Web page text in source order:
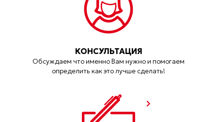
КОНСУЛЬТАЦИЯ
Обсуждаем что именно Вам нужно и помогаем
определить как это лучше сделать!